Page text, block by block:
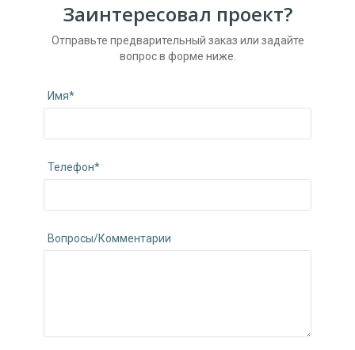
Заинтересовал проект?
Отправьте предварительный заказ или задайте
вопрос в форме ниже.
Имя*
Телефон*
Вопросы/Комментарии